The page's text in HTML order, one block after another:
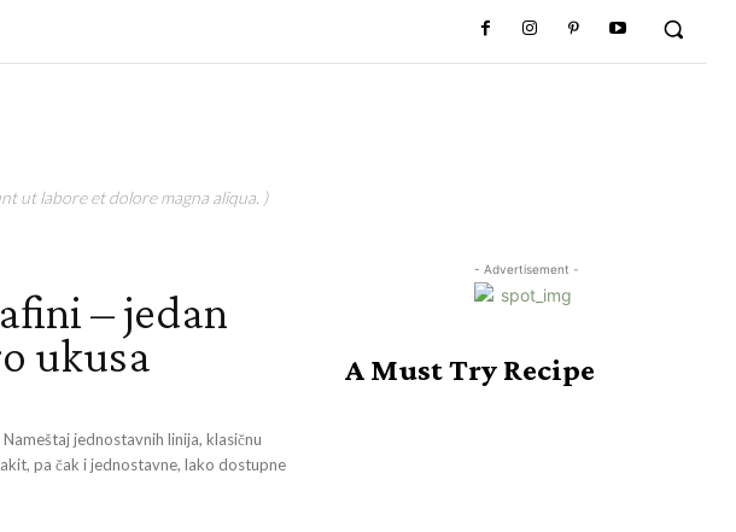
ut labore et dolore magna aliqua. )
– jedan
ukusa
jednostavnih linija, klasičnu
pa čak i jednostavne, lako dostupne
- Advertisement -
A Must Try Recipe